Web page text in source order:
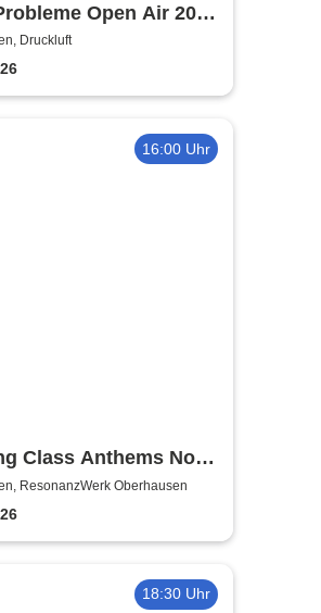
Open Air 2026
F + Special Guests
Druckluft
16:00 Uhr
Class Anthems No.1
Oberhausen
ResonanzWerk Oberhausen
18:30 Uhr